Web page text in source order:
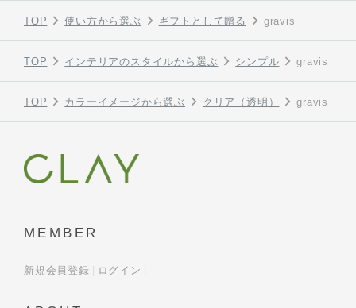
TOP 使い方から選ぶ ギフトとして贈る gravis
TOP インテリアのスタイルから選ぶ シンプル gravis
TOP カラーイメージから選ぶ クリア（透明） gravis
MEMBER
新規会員登録 ログイン